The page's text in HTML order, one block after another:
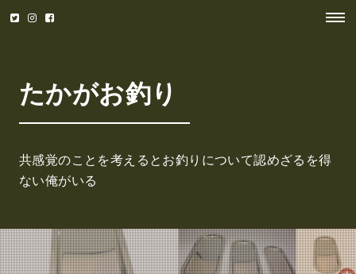
たかがお釣り
共感覚のことを考えるとお釣りについて認めざるを得
ない俺がいる